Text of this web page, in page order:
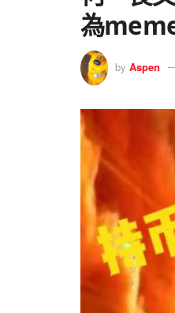
為
by Aspen